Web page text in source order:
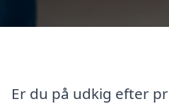
Er du på udkig efter